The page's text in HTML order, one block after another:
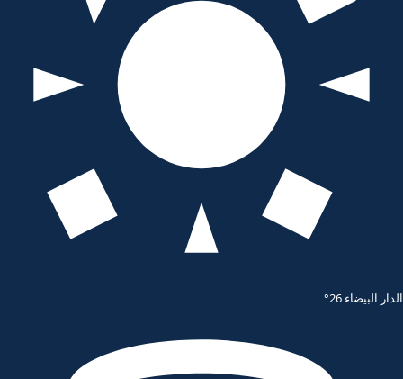
الدار البيضاء 26°